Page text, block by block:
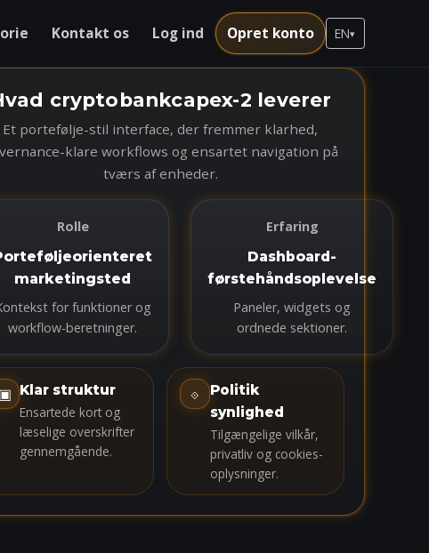
Kontakt os Log ind Opret konto EN▾
cryptobankcapex-2 leverer
Et portefølje-stil interface, der fremmer klarhed,
klare workflows og ensartet navigation på
tværs af enheder.
Rolle
marketingsted
for funktioner og
workflow-beretninger.
Erfaring
Dashboard-
førstehåndsoplevelse
Paneler, widgets og
ordnede sektioner.
▣ Klar struktur
Ensartede kort og
læselige overskrifter
gennemgående.
⟐
Politik
synlighed
Tilgængelige vilkår,
privatliv og cookies-
oplysninger.